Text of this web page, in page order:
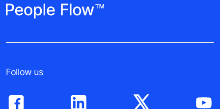
Follow us